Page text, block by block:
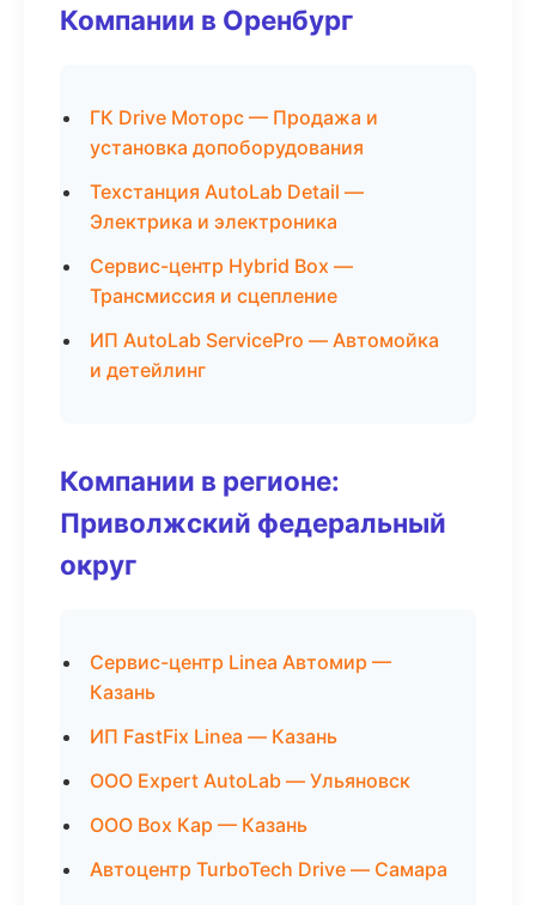
Компании в Оренбург
ГК Drive Моторс — Продажа и
установка допоборудования
Техстанция AutoLab Detail —
Электрика и электроника
Сервис-центр Hybrid Box —
Трансмиссия и сцепление
ИП AutoLab ServicePro — Автомойка
и детейлинг
Компании в регионе:
Приволжский федеральный
округ
Сервис-центр Linea Автомир —
Казань
ИП FastFix Linea — Казань
ООО Expert AutoLab — Ульяновск
ООО Box Кар — Казань
Автоцентр TurboTech Drive — Самара